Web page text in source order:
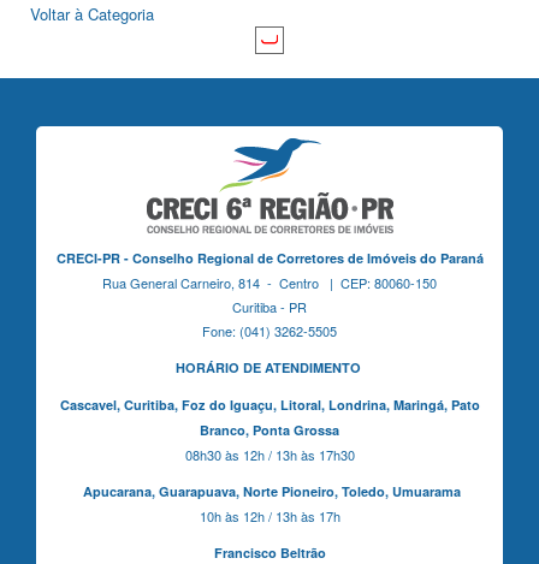
Voltar à Categoria
CRECI-PR - Conselho Regional de Corretores de Imóveis do Paraná
Rua General Carneiro, 814 - Centro | CEP: 80060-150
Curitiba - PR
Fone: (041) 3262-5505
HORÁRIO DE ATENDIMENTO
Cascavel, Curitiba,Foz do Iguaçu, Litoral, Londrina, Maringá, Pato
Branco, Ponta Grossa
08h30 às 12h / 13h às 17h30
Apucarana, Guarapuava, Norte Pioneiro, Toledo, Umuarama
10h às 12h / 13h às 17h
Francisco Beltrão